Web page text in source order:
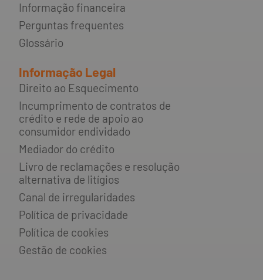
Informação financeira
Perguntas frequentes
Glossário
Informação Legal
Direito ao Esquecimento
Incumprimento de contratos de
crédito e rede de apoio ao
consumidor endividado
Mediador do crédito
Livro de reclamações e resolução
alternativa de litígios
Canal de irregularidades
Política de privacidade
Política de cookies
Gestão de cookies